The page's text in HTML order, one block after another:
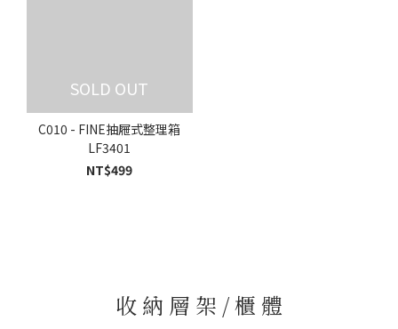
SOLD OUT
C010 - FINE抽屜式整理箱
LF3401
NT$499
收 納 層 架 / 櫃 體